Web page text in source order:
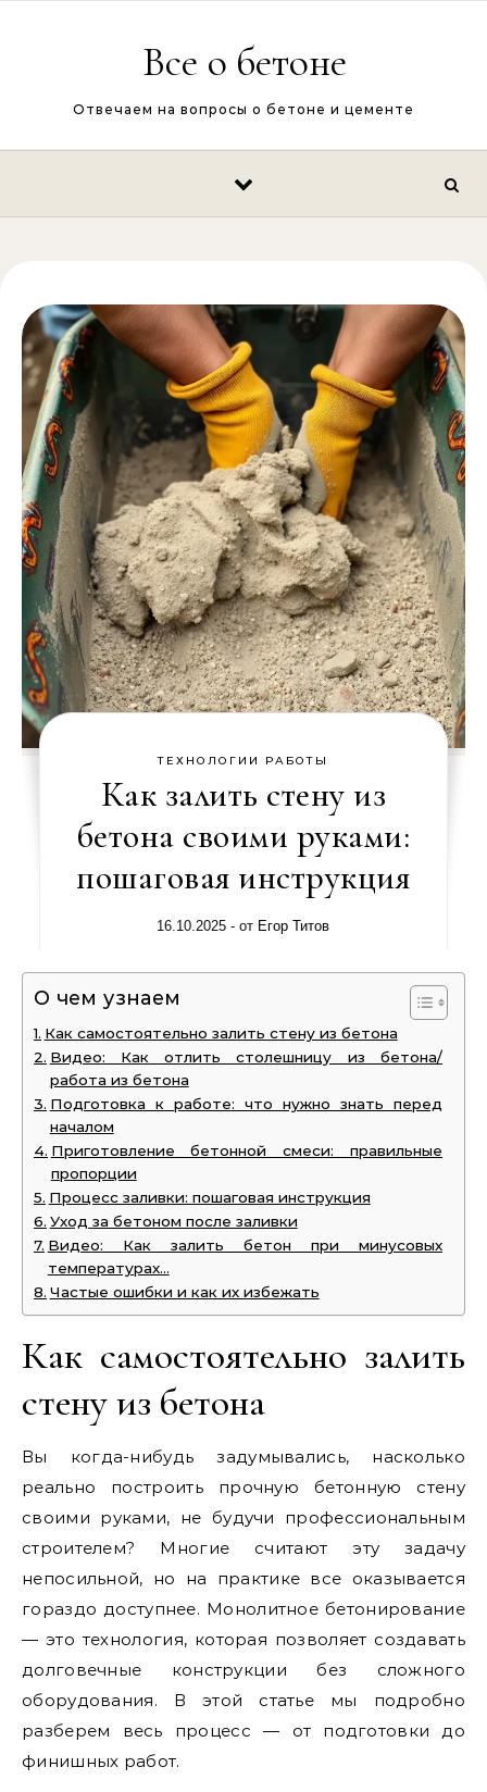
Все о бетоне
Отвечаем на вопросы о бетоне и цементе
ТЕХНОЛОГИИ РАБОТЫ
Как залить стену из
бетона своими руками:
пошаговая инструкция
16.10.2025 - от Егор Титов
О чем узнаем
Как самостоятельно залить стену из бетона
Видео: Как отлить столешницу из бетона/
работа из бетона
Подготовка к работе: что нужно знать перед
началом
Приготовление бетонной смеси: правильные
пропорции
Процесс заливки: пошаговая инструкция
Уход за бетоном после заливки
Видео: Как залить бетон при минусовых
температурах…
Частые ошибки и как их избежать
Как самостоятельно залить
стену из бетона
Вы когда-нибудь задумывались, насколько
реально построить прочную бетонную стену
своими руками, не будучи профессиональным
строителем? Многие считают эту задачу
непосильной, но на практике все оказывается
гораздо доступнее. Монолитное бетонирование
— это технология, которая позволяет создавать
долговечные конструкции без сложного
оборудования. В этой статье мы подробно
разберем весь процесс — от подготовки до
финишных работ.